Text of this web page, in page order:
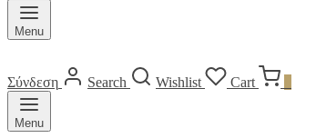
Menu
Σύνδεση Search Wishlist Cart
Menu